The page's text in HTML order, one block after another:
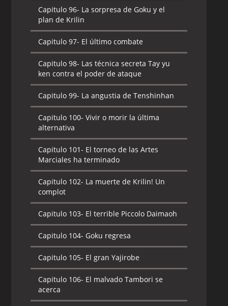
Capitulo 96- La sorpresa de Goku y el
plan de Krilin
Capitulo 97- El último combate
Capitulo 98- Las técnica secreta Tay yu
ken contra el poder de ataque
Capitulo 99- La angustia de Tenshinhan
Capitulo 100- Vivir o morir la última
alternativa
Capitulo 101- El torneo de las Artes
Marciales ha terminado
Capitulo 102- La muerte de Krilin! Un
complot
Capitulo 103- El terrible Piccolo Daimaoh
Capitulo 104- Goku regresa
Capitulo 105- El gran Yajirobe
Capitulo 106- El malvado Tambori se
acerca